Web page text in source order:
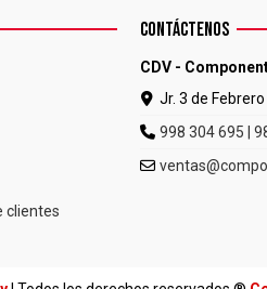
clientes
CONTÁCTENOS
CDV -
Jr. 3 de
998 304 695 |